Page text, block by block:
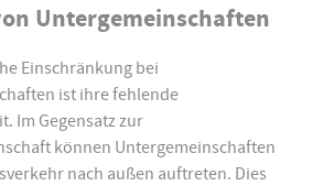
Untergemeinschaften
Einschränkung bei
ist ihre fehlende
Im Gegensatz zur
können Untergemeinschaften
nach außen auftreten. Dies